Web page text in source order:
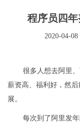
程序员四
2020-04-08
很多人想去阿里
薪资高、福利好，然
展。
每次到了阿里发